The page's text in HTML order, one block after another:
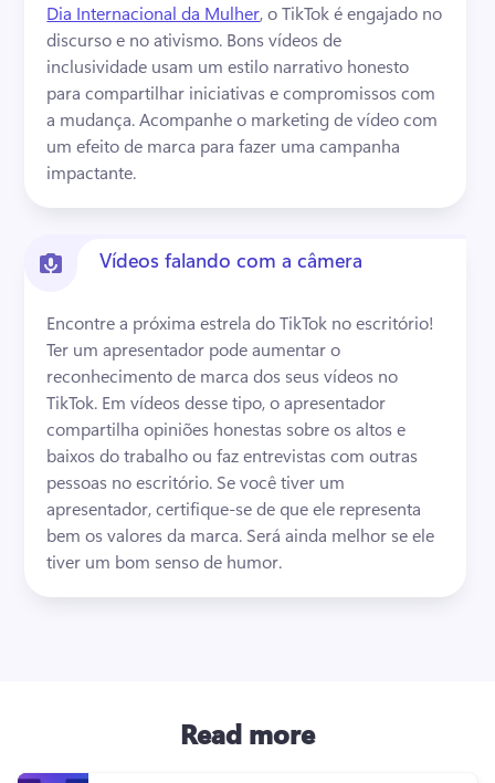
Dia Internacional da Mulher, o TikTok é engajado no
discurso e no ativismo. Bons vídeos de
inclusividade usam um estilo narrativo honesto
para compartilhar iniciativas e compromissos com
a mudança. Acompanhe o marketing de vídeo com
um efeito de marca para fazer uma campanha
impactante.
Vídeos falando com a câmera
Ter um apresentador pode aumentar o
reconhecimento de marca dos seus vídeos no
TikTok. Em vídeos desse tipo, o apresentador
compartilha opiniões honestas sobre os altos e
baixos do trabalho ou faz entrevistas com outras
pessoas no escritório. Se você tiver um
apresentador, certifique-se de que ele representa
bem os valores da marca. Será ainda melhor se ele
tiver um bom senso de humor.
Read more